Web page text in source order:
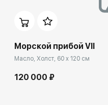
Морской прибой VII
Масло, Холст, 60 x 120 см
120 000 ₽